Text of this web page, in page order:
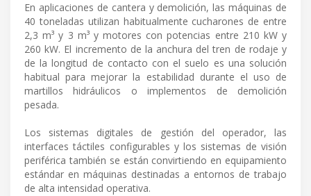
En aplicaciones de cantera y demolición, las máquinas de
40 toneladas utilizan habitualmente cucharones de entre
2,3 m³ y 3 m³ y motores con potencias entre 210 kW y
260 kW. El incremento de la anchura del tren de rodaje y
de la longitud de contacto con el suelo es una solución
habitual para mejorar la estabilidad durante el uso de
martillos hidráulicos o implementos de demolición
pesada.
Los sistemas digitales de gestión del operador, las
interfaces táctiles configurables y los sistemas de visión
periférica también se están convirtiendo en equipamiento
estándar en máquinas destinadas a entornos de trabajo
de alta intensidad operativa.